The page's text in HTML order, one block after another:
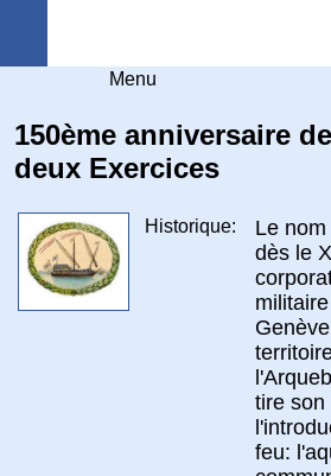
Menu
150ème anniversaire
deux Exercices
Historique:
Le
dès le
tire son
feu: